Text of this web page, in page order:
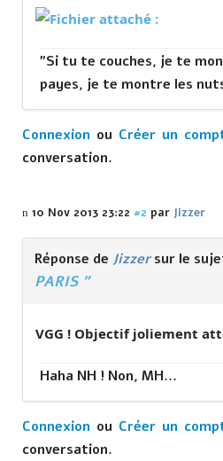
"Si tu te couches, je te
payes, je te montre les
Connexion ou Créer un
conversation.
10 Nov 2013 23:22 #2 par Jizzer
Réponse de Jizzersur le
PARIS "
VGG ! Objectif joliement
Haha NH ! Non, MH...
Connexion ou Créer un
conversation.